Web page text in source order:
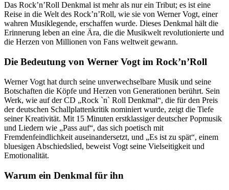
Das Rock’n’Roll Denkmal ist mehr als nur ein Tribut; es ist eine
Reise in die Welt des Rock’n’Roll, wie sie von Werner Vogt, einer
wahren Musiklegende, erschaffen wurde. Dieses Denkmal hält die
Erinnerung leben an eine Ära, die die Musikwelt revolutionierte und
die Herzen von Millionen von Fans weltweit gewann.
Die Bedeutung von Werner Vogt im Rock’n’Roll
Werner Vogt hat durch seine unverwechselbare Musik und seine
Botschaften die Köpfe und Herzen von Generationen berührt. Sein
Werk, wie auf der CD „Rock `n` Roll Denkmal“, die für den Preis
der deutschen Schallplattenkritik nominiert wurde, zeigt die Tiefe
seiner Kreativität. Mit 15 Minuten erstklassiger deutscher Popmusik
und Liedern wie „Pass auf“, das sich poetisch mit
Fremdenfeindlichkeit auseinandersetzt, und „Es ist zu spät“, einem
bluesigen Abschiedslied, beweist Vogt seine Vielseitigkeit und
Emotionalität.
Warum ein Denkmal für ihn